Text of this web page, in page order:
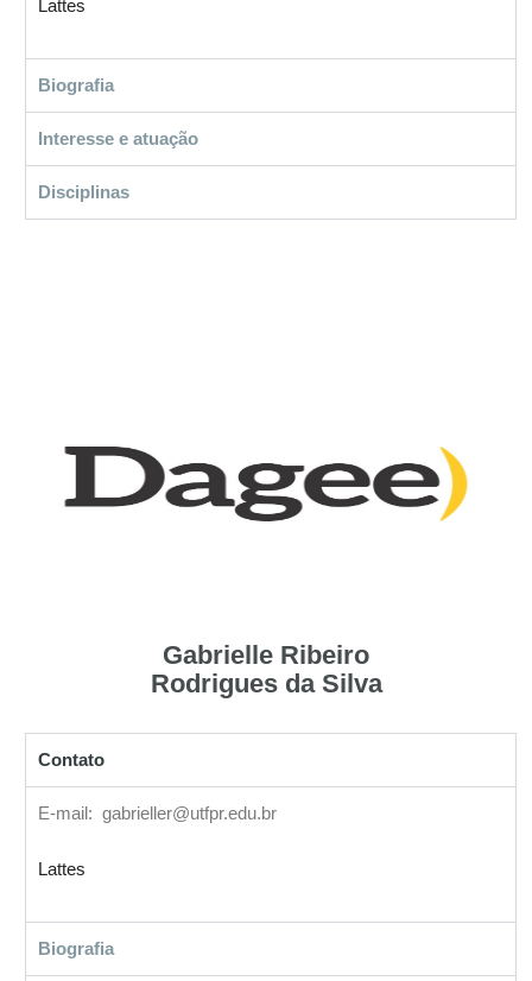
Lattes
Biografia
Interesse e atuação
Disciplinas
Gabrielle Ribeiro
Rodrigues da Silva
Contato
E-mail: gabrieller@utfpr.edu.br
Lattes
Biografia